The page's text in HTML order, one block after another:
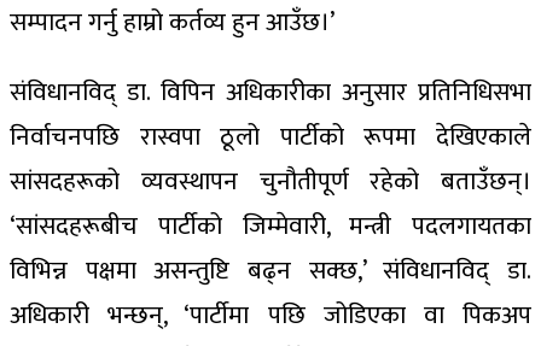
सम्पादन गर्नु हाम्रो कर्तव्य हुन आउँछ।’
संविधानविद् डा. विपिन अधिकारीका अनुसार प्रतिनिधिसभा
निर्वाचनपछि रास्वपा ठूलो पार्टीको रूपमा देखिएकाले
सांसदहरूको व्यवस्थापन चुनौतीपूर्ण रहेको बताउँछन्।
‘सांसदहरूबीच पार्टीको जिम्मेवारी, मन्त्री पदलगायतका
विभिन्न पक्षमा असन्तुष्टि बढ्न सक्छ,’ संविधानविद् डा.
अधिकारी भन्छन्, ‘पार्टीमा पछि जोडिएका वा पिकअप